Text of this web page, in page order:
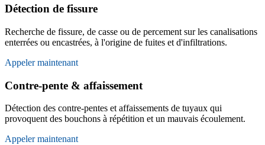
Détection de fissure
Recherche de fissure, de casse ou de percement sur les canalisations
enterrées ou encastrées, à l'origine de fuites et d'infiltrations.
Appeler maintenant
Contre-pente & affaissement
Détection des contre-pentes et affaissements de tuyaux qui
provoquent des bouchons à répétition et un mauvais écoulement.
Appeler maintenant